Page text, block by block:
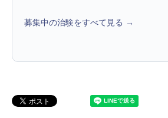
募集中の治験をすべて見る →